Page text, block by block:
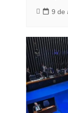
9 de